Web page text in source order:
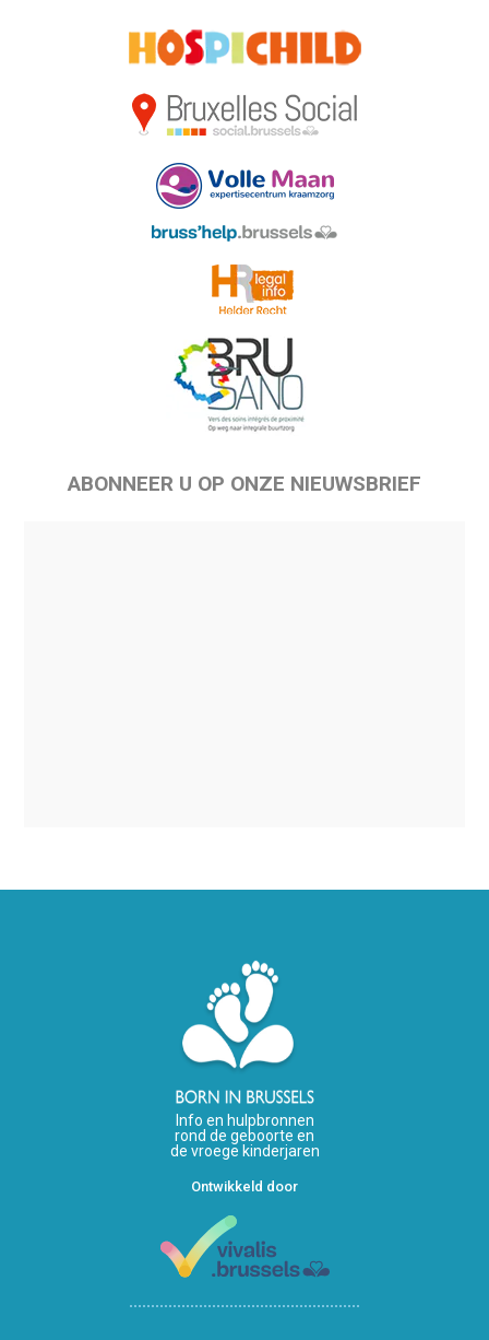
ABONNEER U OP ONZE NIEUWSBRIEF
Info en hulpbronnen
rond de geboorte en
de vroege kinderjaren
Ontwikkeld door